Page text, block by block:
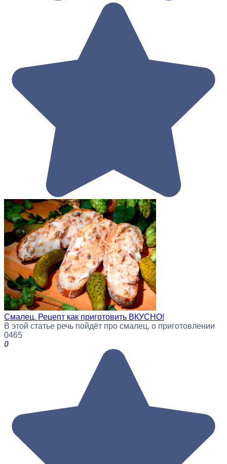
Смалец. Рецепт как приготовить ВКУСНО!
В этой статье речь пойдёт про смалец, о приготовлении
0465
0